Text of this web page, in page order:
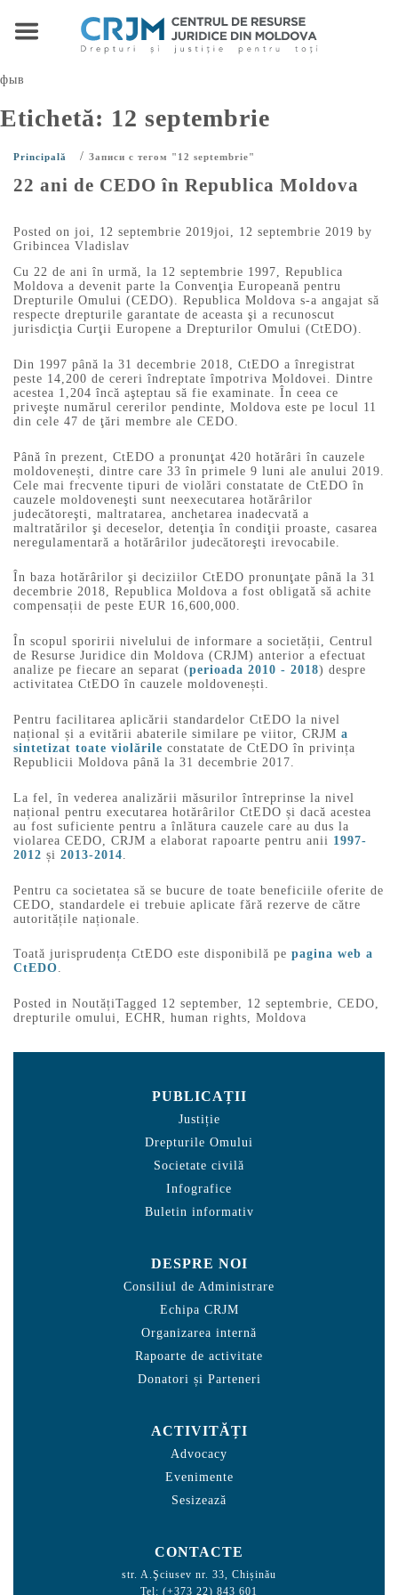
фыв
Etichetă: 12 septembrie
Principală / Записи с тегом "12 septembrie"
22 ani de CEDO în Republica Moldova
Posted on joi, 12 septembrie 2019joi, 12 septembrie 2019 by
Gribincea Vladislav
Cu 22 de ani în urmă, la 12 septembrie 1997, Republica
Moldova a devenit parte la Convenţia Europeană pentru
Drepturile Omului (CEDO). Republica Moldova s-a angajat să
respecte drepturile garantate de aceasta şi a recunoscut
jurisdicţia Curţii Europene a Drepturilor Omului (CtEDO).
Din 1997 până la 31 decembrie 2018, CtEDO a înregistrat
peste 14,200 de cereri îndreptate împotriva Moldovei. Dintre
acestea 1,204 încă aşteptau să fie examinate. În ceea ce
priveşte numărul cererilor pendinte, Moldova este pe locul 11
din cele 47 de ţări membre ale CEDO.
Până în prezent, CtEDO a pronunţat 420 hotărâri în cauzele
moldovenești, dintre care 33 în primele 9 luni ale anului 2019.
Cele mai frecvente tipuri de violări constatate de CtEDO în
cauzele moldoveneşti sunt neexecutarea hotărârilor
judecătoreşti, maltratarea, anchetarea inadecvată a
maltratărilor şi deceselor, detenţia în condiţii proaste, casarea
neregulamentară a hotărârilor judecătoreşti irevocabile.
În baza hotărârilor şi deciziilor CtEDO pronunţate până la 31
decembrie 2018, Republica Moldova a fost obligată să achite
compensații de peste EUR 16,600,000.
În scopul sporirii nivelului de informare a societății, Centrul
de Resurse Juridice din Moldova (CRJM) anterior a efectuat
analize pe fiecare an separat (perioada 2010 - 2018) despre
activitatea CtEDO în cauzele moldovenești.
Pentru facilitarea aplicării standardelor CtEDO la nivel
național și a evitării abaterile similare pe viitor, CRJM a
sintetizat toate violările constatate de CtEDO în privința
Republicii Moldova până la 31 decembrie 2017.
La fel, în vederea analizării măsurilor întreprinse la nivel
național pentru executarea hotărârilor CtEDO și dacă acestea
au fost suficiente pentru a înlătura cauzele care au dus la
violarea CEDO, CRJM a elaborat rapoarte pentru anii 1997-
2012 și 2013-2014
Pentru ca societatea să se bucure de toate beneficiile oferite de
CEDO, standardele ei trebuie aplicate fără rezerve de către
autoritățile naționale.
Toată jurisprudența CtEDO este disponibilă pe pagina web a
CtEDO.
Posted in NoutățiTagged 12 september, 12 septembrie, CEDO,
drepturile omului, ECHR, human rights, Moldova
PUBLICAȚII
Justiție
Drepturile Omului
Societate civilă
Infografice
Buletin informativ
DESPRE NOI
Consiliul de Administrare
Echipa CRJM
Organizarea internă
Rapoarte de activitate
Donatori și Parteneri
ACTIVITĂȚI
Advocacy
Evenimente
Sesizează
CONTACTE
str. A.Şciusev nr. 33, Chișinău
Tel: (+373 22) 843 601